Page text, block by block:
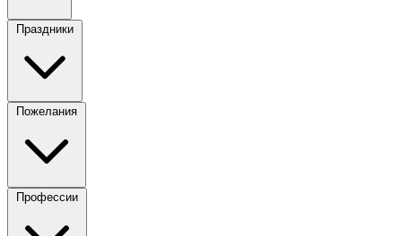
Праздники
Пожелания
Профессии